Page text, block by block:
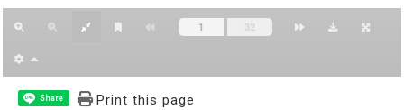
Share Print this page